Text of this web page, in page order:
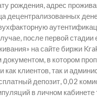
рождения, адрес
децентрализованных
после первой
на сайте биржи
в котором
как клиентов, так и
депозит, 0,02
в личном